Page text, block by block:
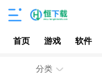
首页 游戏 软件
分类